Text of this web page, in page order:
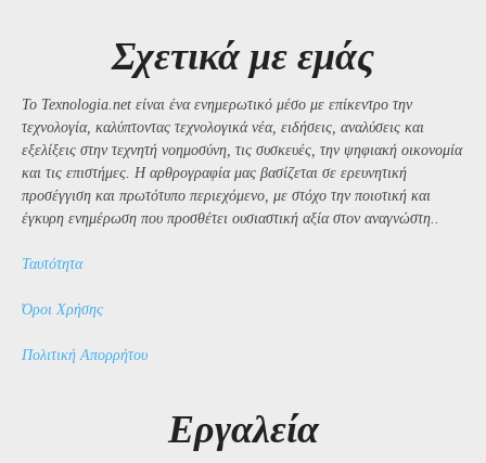
Σχετικά με εμάς
Το Texnologia.net είναι ένα ενημερωτικό μέσο με επίκεντρο την
τεχνολογία, καλύπτοντας τεχνολογικά νέα, ειδήσεις, αναλύσεις και
εξελίξεις στην τεχνητή νοημοσύνη, τις συσκευές, την ψηφιακή οικονομία
και τις επιστήμες. Η αρθρογραφία μας βασίζεται σε ερευνητική
προσέγγιση και πρωτότυπο περιεχόμενο, με στόχο την ποιοτική και
έγκυρη ενημέρωση που προσθέτει ουσιαστική αξία στον αναγνώστη..
Ταυτότητα
Όροι Χρήσης
Πολιτική Απορρήτου
Εργαλεία